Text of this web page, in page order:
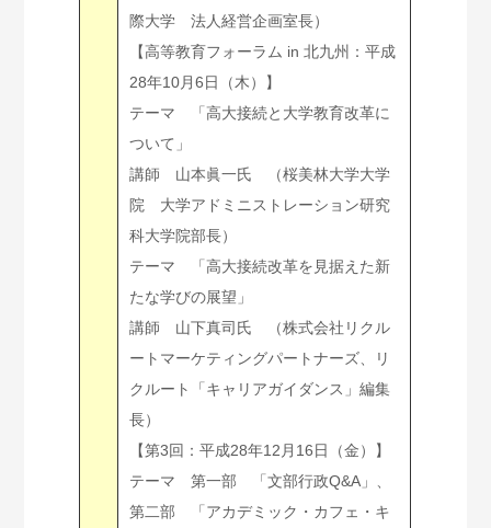
際大学 法人経営企画室長）
【高等教育フォーラム in 北九州：平成
28年10月6日（木）】
テーマ 「高大接続と大学教育改革に
ついて」
講師 山本眞一氏 （桜美林大学大学
院 大学アドミニストレーション研究
科大学院部長）
テーマ 「高大接続改革を見据えた新
たな学びの展望」
講師 山下真司氏 （株式会社リクル
ートマーケティングパートナーズ、リ
クルート「キャリアガイダンス」編集
長）
【第3回：平成28年12月16日（金）】
テーマ 第一部 「文部行政Q&A」、
第二部 「アカデミック・カフェ・キ